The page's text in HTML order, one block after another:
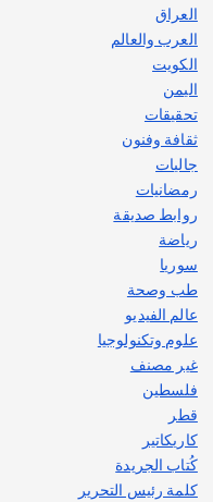
العراق
العرب والعالم
الكويت
اليمن
تحقيقات
ثقافة وفنون
جاليات
رمضانيات
روابط صديقة
رياضة
سوريا
طب وصحة
عالم الفيديو
علوم وتكنولوجيا
غير مصنف
فلسطين
قطر
كاريكاتير
كُتاب الجريدة
كلمة رئيس التحرير